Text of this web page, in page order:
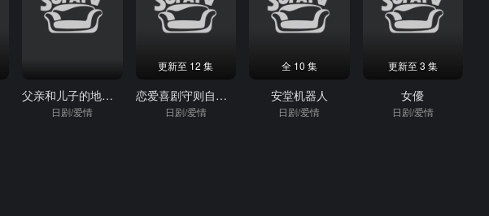
父亲和儿子的地下偶像
日剧/爱情
更新至 12 集
恋爱喜剧守则自卑女与年下男
日剧/爱情
全 10 集
安堂机器人
日剧/爱情
更新至 3 集
女優
日剧/爱情